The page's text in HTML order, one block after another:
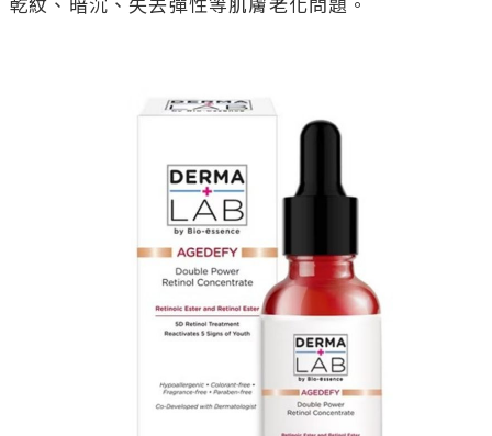
乾紋、暗沉、失去彈性等肌膚老化問題。